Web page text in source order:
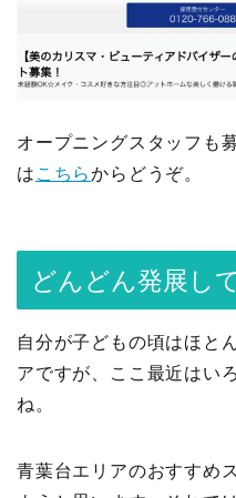
オープニングスタッフも
は こちらからどうぞ。
どんどん発展し
自分が子どもの頃はほと
アですが、ここ最近はい
ね。
青葉台エリアのおすすめ